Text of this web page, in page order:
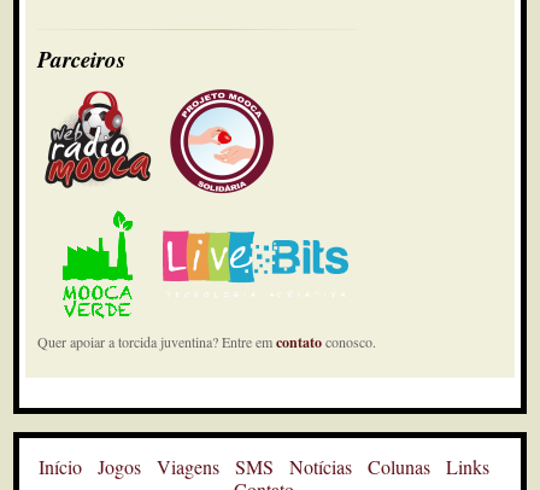
Parceiros
Quer apoiar a torcida juventina? Entre emcontatoconosco.
Início Jogos Viagens SMS Notícias Colunas
Links